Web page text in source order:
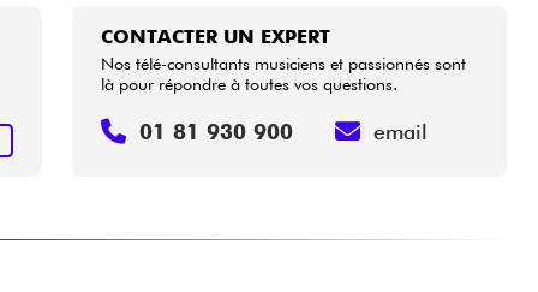
CONTACTER UN EXPERT
Nos télé-consultants musiciens et passionnés sont
là pour répondre à toutes vos questions.
01 81 930 900 email